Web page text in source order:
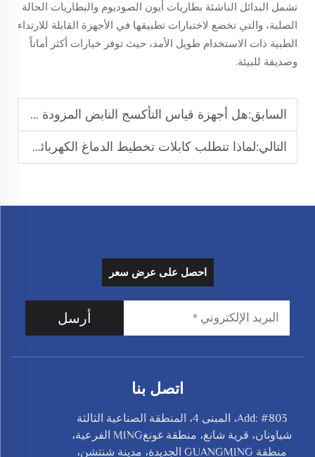
تشمل البدائل الناشئة بطاريات أيون الصوديوم والبطاريات الحالة
الصلبة، والتي تخضع لاختبارات تطبيقها في الأجهزة القابلة للارتداء
الطبية ذات الاستخدام طويل الأمد، حيث توفر خيارات أكثر أماناً
وصديقة للبيئة.
السابق:هل أجهزة قياس التأكسج النابض المزودة بمقبض سهلة الاستخدام في الرعاية المنزلية؟
التالي:لماذا تتطلب كابلات تخطيط الدماغ الكهربائي (EEG) قدرة عالية على مقاومة التداخل؟
احصل على عرض سعر
أرسل
اتصل بنا
Add: #803، المبنى 4، المنطقة الصناعية الثالثة
شياونان، قرية شانغ، منطقة غونغMING الفرعية،
منطقة GUANGMING الجديدة، مدينة شنتشن،